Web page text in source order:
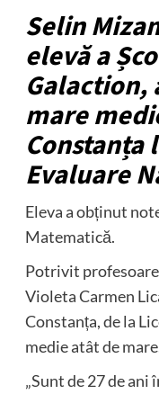
Selin
elevă a
Galaction,
mare
Constanța
Evaluare
Eleva a obținut
Matematică.
Potrivit
Violeta Carmen
Constanța, de la
medie atât de
„Sunt de 27 de ani